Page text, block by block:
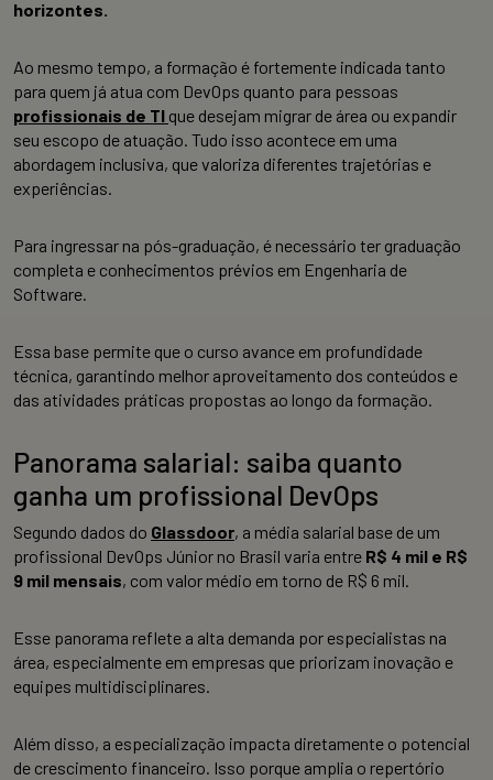
horizontes.
Ao mesmo tempo, a formação é fortemente indicada tanto
para quem já atua com DevOps quanto para pessoas
profissionais de TI que desejam migrar de área ou expandir
seu escopo de atuação. Tudo isso acontece em uma
abordagem inclusiva, que valoriza diferentes trajetórias e
experiências.
Para ingressar na pós-graduação, é necessário ter graduação
completa e conhecimentos prévios em Engenharia de
Software.
Essa base permite que o curso avance em profundidade
técnica, garantindo melhor aproveitamento dos conteúdos e
das atividades práticas propostas ao longo da formação.
Panorama salarial: saiba quanto
ganha um profissional DevOps
Segundo dados do Glassdoor, a média salarial base de um
profissional DevOps Júnior no Brasil varia entre R$ 4 mil e R$
9 mil mensais, com valor médio em torno de R$ 6 mil.
Esse panorama reflete a alta demanda por especialistas na
área, especialmente em empresas que priorizam inovação e
equipes multidisciplinares.
Além disso, a especialização impacta diretamente o potencial
de crescimento financeiro. Isso porque amplia o repertório